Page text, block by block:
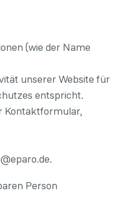
(wie der Name
unserer Website für
entspricht.
Kontaktformular,
Person